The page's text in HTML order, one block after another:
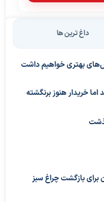
داغ ترین ها
بهتری خواهیم داشت
خریدار هنوز برنگشته
برای بازگشت چراغ سبز